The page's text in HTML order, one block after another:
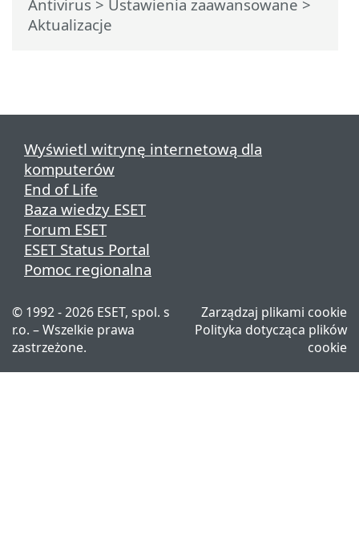
Antivirus > Ustawienia zaawansowane >
Aktualizacje
Wyświetl witrynę internetową dla
komputerów
End of Life
Baza wiedzy ESET
Forum ESET
ESET Status Portal
Pomoc regionalna
© 1992 - 2026 ESET, spol. s
r.o. – Wszelkie prawa
zastrzeżone.
Zarządzaj plikami cookie
Polityka dotycząca plików
cookie